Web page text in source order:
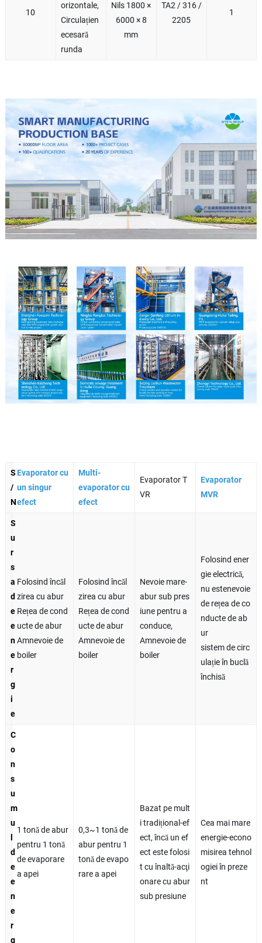
10
orizontale,
Circulațien
ecesară
runda
Nils 1800 ×
6000 × 8
mm
TA2 / 316 /
2205
1
S
/
N
Evaporator cu
un singur
efect
Multi-
evaporator cu
efect
Evaporator T
VR
Evaporator
MVR
S
u
r
s
a
d
e
e
n
e
r
g
i
e
Folosind încăl
zirea cu abur
Rețea de cond
ucte de abur
Amnevoie de
boiler
Folosind încăl
zirea cu abur
Rețea de cond
ucte de abur
Amnevoie de
boiler
Nevoie mare-
abur sub pres
iune pentru a
conduce,
Amnevoie de
boiler
Folosind ener
gie electrică,
nu estenevoie
de rețea de co
nducte de ab
ur
sistem de circ
ulație în buclă
închisă
C
o
n
s
u
m
u
l
d
e
e
n
e
r
g
1 tonă de abur
pentru 1 tonă
de evaporare
a apei
0,3~1 tonă de
abur pentru 1
tonă de evapo
rare a apei
Bazat pe mult
i tradițional-ef
ect, încă un ef
ect este folosi
t cu înaltă-acţi
onare cu abur
sub presiune
Cea mai mare
energie-econo
misirea tehnol
ogiei în preze
nt